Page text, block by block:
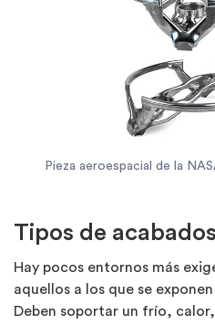
Pieza aeroespacial de la
Tipos de
Hay pocos entornos más
aquellos a los que se
Deben soportar un frío,